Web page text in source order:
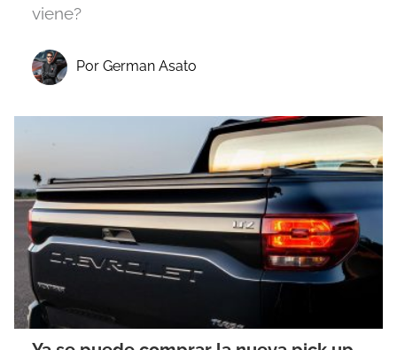
viene?
Por German Asato